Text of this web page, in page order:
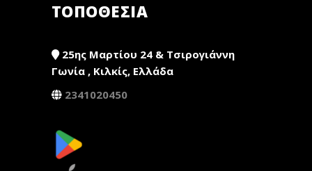
ΤΟΠΟΘΕΣΙΑ
25ης Μαρτίου 24 & Τσιρογιάννη
Γωνία , Κιλκίς, Ελλάδα
2341020450